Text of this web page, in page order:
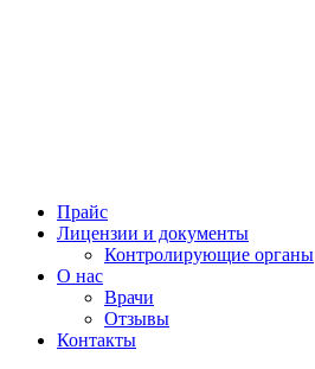
Прайс
Лицензии и документы
Контролирующие органы
О нас
Врачи
Отзывы
Контакты